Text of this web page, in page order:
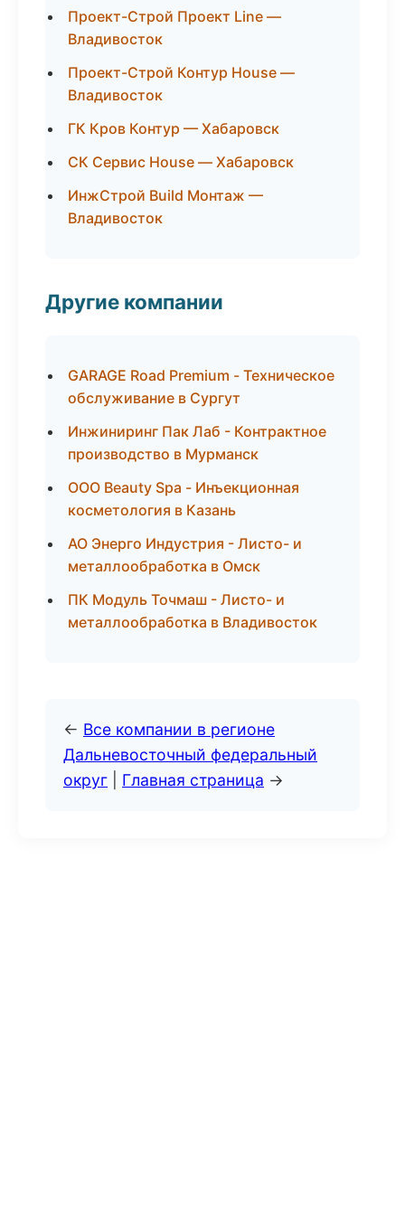
Проект-Строй Проект Line —
Владивосток
Проект-Строй Контур House —
Владивосток
ГК Кров Контур — Хабаровск
СК Сервис House — Хабаровск
ИнжСтрой Build Монтаж —
Владивосток
Другие компании
GARAGE Road Premium - Техническое
обслуживание в Сургут
Инжиниринг Пак Лаб - Контрактное
производство в Мурманск
ООО Beauty Spa - Инъекционная
косметология в Казань
АО Энерго Индустрия - Листо- и
металлообработка в Омск
ПК Модуль Точмаш - Листо- и
металлообработка в Владивосток
← Все компании в регионе
Дальневосточный федеральный
округ
Главная страница →